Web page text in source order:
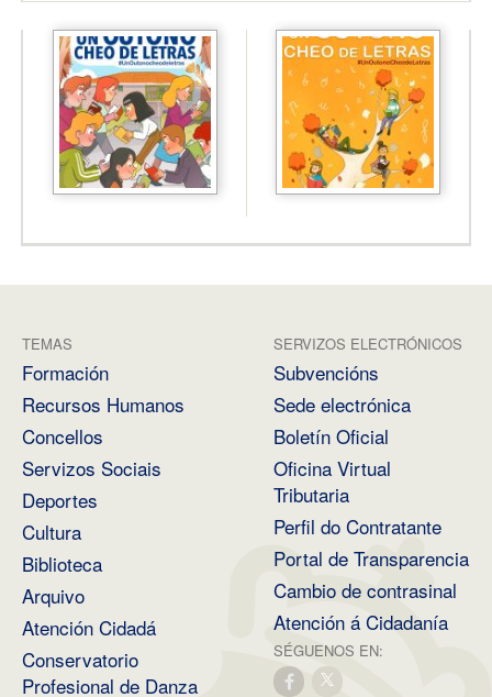
TEMAS
Formación
Recursos Humanos
Concellos
Servizos Sociais
Deportes
Cultura
Biblioteca
Arquivo
Atención Cidadá
Conservatorio
Profesional de Danza
SERVIZOS ELECTRÓNICOS
Subvencións
Sede electrónica
Boletín Oficial
Oficina Virtual
Tributaria
Perfil do Contratante
Portal de Transparencia
Cambio de contrasinal
Atención á Cidadanía
SÉGUENOS EN: